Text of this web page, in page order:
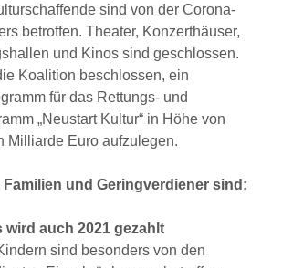
sind von der Corona-
betroffen. Theater, Konzerthäuser,
und Kinos sind geschlossen.
Koalition beschlossen, ein
für das Rettungs- und
„Neustart Kultur“ in Höhe von
Milliarde Euro aufzulegen.
und Geringverdiener sind:
wird auch 2021 gezahlt
sind besonders von den